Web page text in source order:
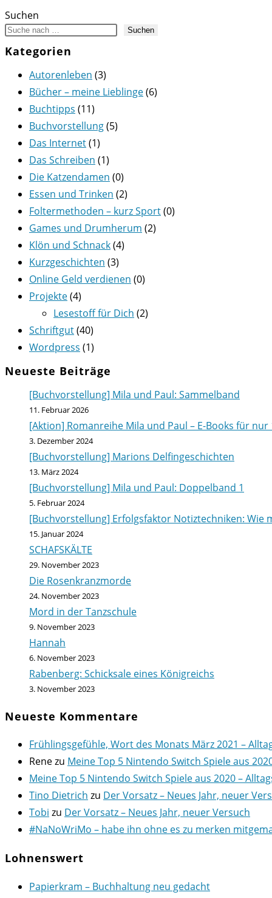
Suchen
Suchen
Kategorien
Autorenleben (3)
Bücher – meine Lieblinge(6)
Buchtipps (11)
Buchvorstellung(5)
Das Internet(1)
Das Schreiben (1)
Die Katzendamen (0)
Essen und Trinken (2)
Foltermethoden – kurz Sport(0)
Games und Drumherum (2)
Klön und Schnack(4)
Kurzgeschichten (3)
Online Geld verdienen (0)
Projekte(4)
Lesestoff für Dich (2)
Schriftgut(40)
Wordpress (1)
Neueste Beiträge
[Buchvorstellung] Mila und Paul: Sammelband
11. Februar 2026
[Aktion] Romanreihe Mila und Paul – E-Books für nur
3. Dezember 2024
[Buchvorstellung] Marions Delfingeschichten
13. März 2024
[Buchvorstellung] Mila und Paul: Doppelband 1
5. Februar 2024
[Buchvorstellung] Erfolgsfaktor Notiztechniken:
15. Januar 2024
SCHAFSKÄLTE
29. November 2023
Die Rosenkranzmorde
24. November 2023
Mord in der Tanzschule
9. November 2023
Hannah
6. November 2023
Rabenberg: Schicksale eines Königreichs
3. November 2023
Neueste Kommentare
Frühlingsgefühle, Wort des Monats März 2021 –
Renezu Meine Top 5 Nintendo Switch Spiele aus
Meine Top 5 Nintendo Switch Spiele aus 2020 –
Tino Dietrich zu Der Vorsatz – Neues Jahr, neuer
Tobi zu Der Vorsatz – Neues Jahr, neuer Versuch
#NaNoWriMo – habe ihn ohne es zu merken
Lohnenswert
Papierkram – Buchhaltung neu gedacht